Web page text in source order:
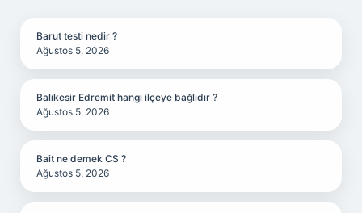
Barut testi nedir ?
Ağustos 5, 2026
Balıkesir Edremit hangi ilçeye bağlıdır ?
Ağustos 5, 2026
Bait ne demek CS ?
Ağustos 5, 2026